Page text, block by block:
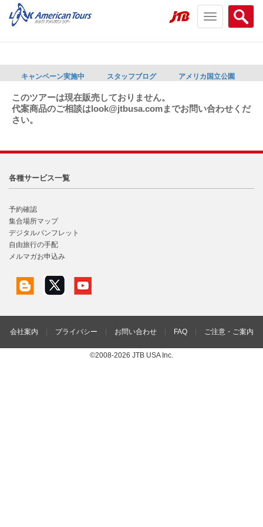
Search
menu
Toggle
navigation
キャンペーン実施中 スタッフブログ アメリカ国立公園
このツアーは現在販売しておりません。
代案商品のご相談はlook@jtbusa.comまでお問い合わせくだ
さい。
各種サービス一覧
予約確認
集合場所マップ
デジタルパンフレット
自由旅行の手配
メルマガお申込み
会社案内 プライバシー お問い合わせ FAQ ご注意・ご案内
©2008-2026 JTB USA Inc.